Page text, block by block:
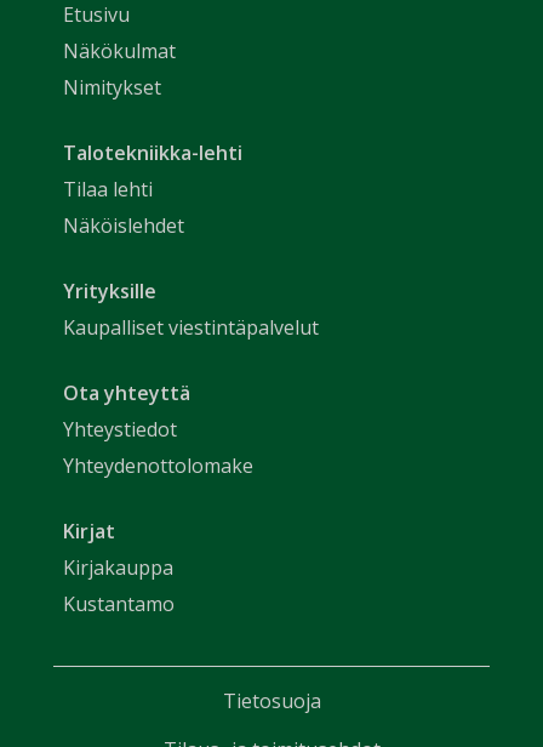
Etusivu
Näkökulmat
Nimitykset
Talotekniikka-lehti
Tilaa lehti
Näköislehdet
Yrityksille
Kaupalliset viestintäpalvelut
Ota yhteyttä
Yhteystiedot
Yhteydenottolomake
Kirjat
Kirjakauppa
Kustantamo
Tietosuoja